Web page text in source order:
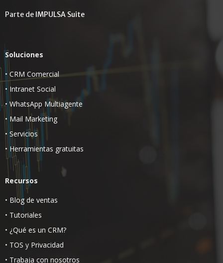
Parte de IMPULSA Suite
Soluciones
•CRM Comercial
• Intranet Social
• WhatsApp Multiagente
• Mail Marketing
• Servicios
• Herramientas gratuitas
Recursos
• Blog de ventas
• Tutoriales
• ¿Qué es un CRM?
• TOS y Privacidad
• Trabaja con nosotros